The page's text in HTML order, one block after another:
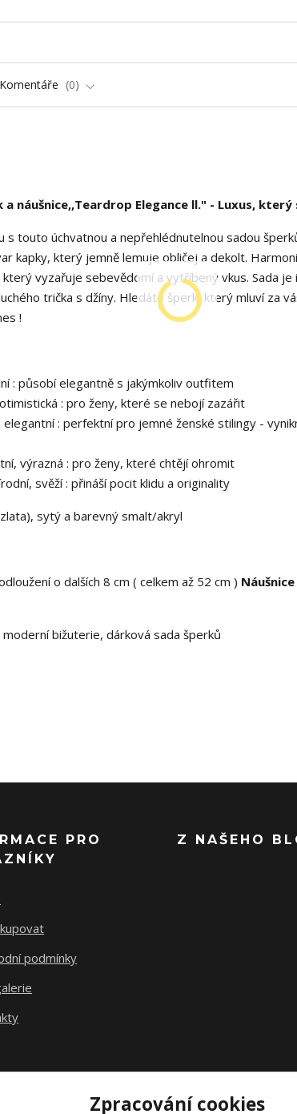
Komentáře 0
náušnice,,Teardrop Elegance ll." - Luxus, který
s touto úchvatnou a nepřehlédnutelnou sadou
kapky, který jemně lemuje obličej a dekolt.
vyzařuje sebevědomí a vytříbený vkus. Sada je
trička s džíny. Hledáte šperk, který mluví za
!
: působí elegantně s jakýmkoliv outfitem
: pro ženy, které se nebojí zazářit
elegantní : perfektní pro jemné ženské stilingy -
výrazná : pro ženy, které chtějí ohromit
svěží : přináší pocit klidu a originality
sytý a barevný smalt/akryl
o dalších 8 cm ( celkem až 52 cm ) Náušnice
bižuterie, dárková sada šperků
PRO
podmínky
Z NAŠEHO
Zpracování cookies